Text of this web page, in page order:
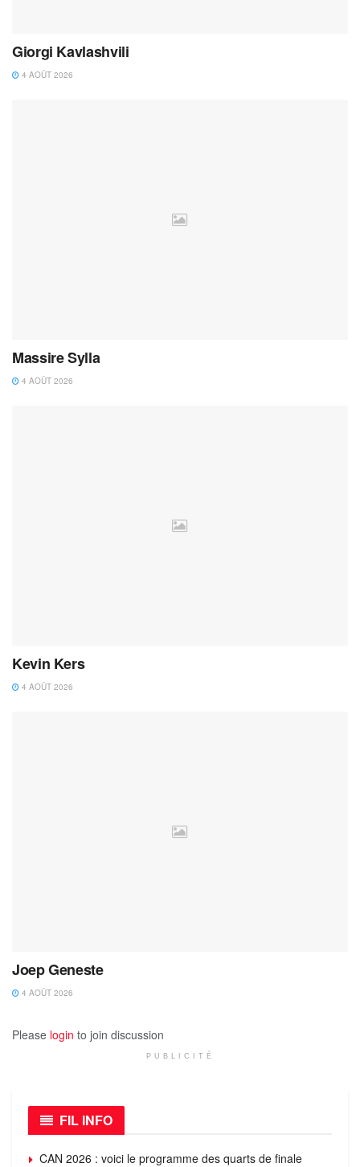
Giorgi Kavlashvili
4 AOÛT 2026
Massire Sylla
4 AOÛT 2026
Kevin Kers
4 AOÛT 2026
Joep Geneste
4 AOÛT 2026
Please login to join discussion
PUBLICITÉ
FIL INFO
CAN 2026 : voici le programme des quarts de finale